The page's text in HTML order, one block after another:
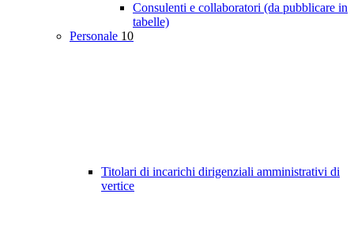
Consulenti e collaboratori (da pubblicare in
tabelle)
Personale 10
Titolari di incarichi dirigenziali amministrativi di
vertice